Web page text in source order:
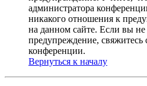
администратора
никакого отношения к
на данном сайте. Если вы не
предупреждение, свяжитесь
конференции.
Вернуться к началу